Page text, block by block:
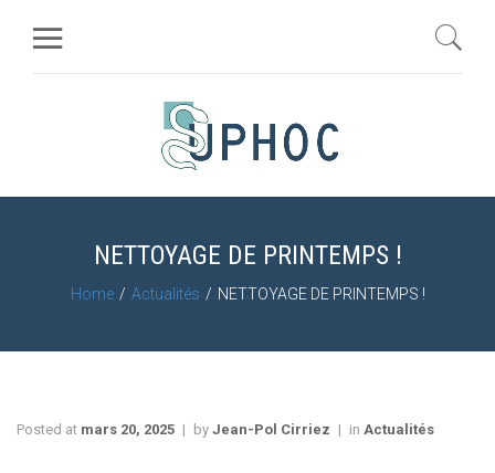
NETTOYAGE DE PRINTEMPS !
Home Actualités NETTOYAGE DE PRINTEMPS !
Posted at mars 20, 2025 by Jean-Pol Cirriez in Actualités